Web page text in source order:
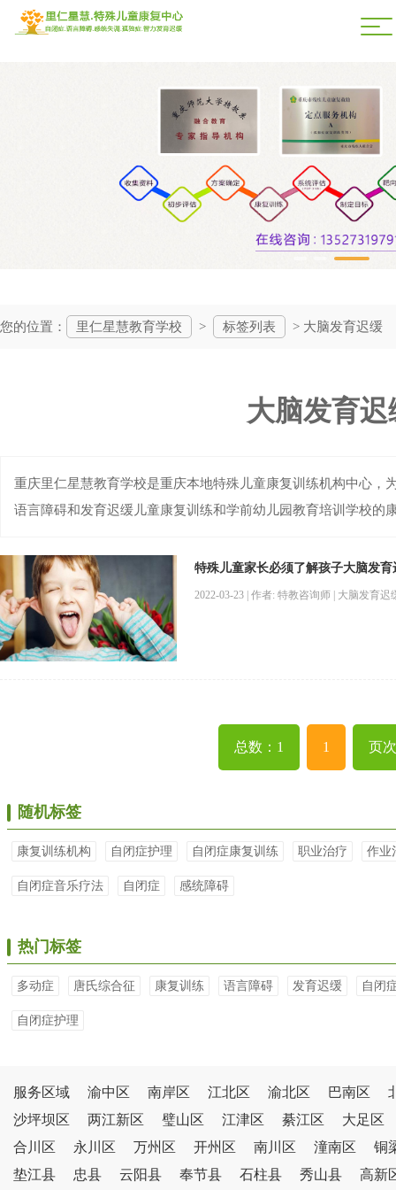
您的位置： 里仁星慧教育学校 > 标签列表 > 大脑发育迟缓
大脑发育迟
重庆里仁星慧教育学校是重庆本地特殊儿童康复训练机构中心，
语言障碍和发育迟缓儿童康复训练和学前幼儿园教育培训学校的
特殊儿童家长必须了解孩子大脑发
2022-03-23 | 作者: 特教咨询师 | 大脑发育迟
总数：1 1 页
随机标签
康复训练机构 自闭症护理 自闭症康复训练 职业治疗 作业
自闭症音乐疗法 自闭症 感统障碍
热门标签
多动症 唐氏综合征 康复训练 语言障碍 发育迟缓 自闭
自闭症护理
服务区域 渝中区 南岸区 江北区 渝北区 巴南区
沙坪坝区
两江新区 璧山区 江津区 綦江区
大足区
合川区
永川区 万州区 开州区 南川区 潼南区
铜
垫江县
忠县 云阳县 奉节县 石柱县 秀山县 高新